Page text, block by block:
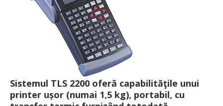
Sistemul TLS 2200 oferă capabilităţile unui
printer ușor (numai 1,5 kg), portabil, cu